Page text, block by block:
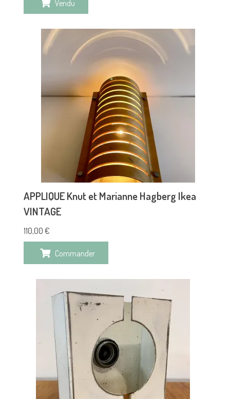
Vendu
APPLIQUE Knut et Marianne Hagberg Ikea
VINTAGE
110,00 €
Commander